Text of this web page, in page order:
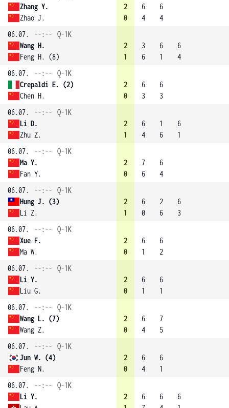
Zhang Y.
Zhao J.
2
0
6
4
6
4
06.07.
--:--
Q-1K
Wang H.
Feng H. (8)
2
1
3
6
6
1
6
4
06.07.
--:--
Q-1K
Crepaldi E. (2)
Chen H.
2
0
6
3
6
3
06.07.
--:--
Q-1K
Li D.
Zhu Z.
2
1
6
4
1
6
6
1
06.07.
--:--
Q-1K
Ma Y.
Fan Y.
2
0
7
6
6
4
06.07.
--:--
Q-1K
Hung J. (3)
Li Z.
2
1
6
0
2
6
6
3
06.07.
--:--
Q-1K
Xue F.
Ma W.
2
0
6
1
6
2
06.07.
--:--
Q-1K
Li Y.
Liu G.
2
0
6
1
6
1
06.07.
--:--
Q-1K
Wang L. (7)
Wang Z.
2
0
6
4
7
5
06.07.
--:--
Q-1K
Jun W. (4)
Feng N.
2
0
6
4
6
1
06.07.
--:--
Q-1K
Li Y.
2
6
6
6